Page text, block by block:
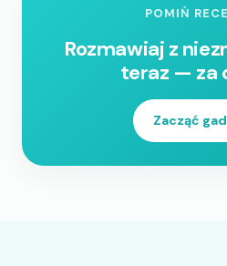
POMIŃ
Rozmawiaj z
teraz — za
Zacząć